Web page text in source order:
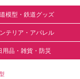
模型・鉄道グッズ
テリア・アパレル
用品・雑貨・防災